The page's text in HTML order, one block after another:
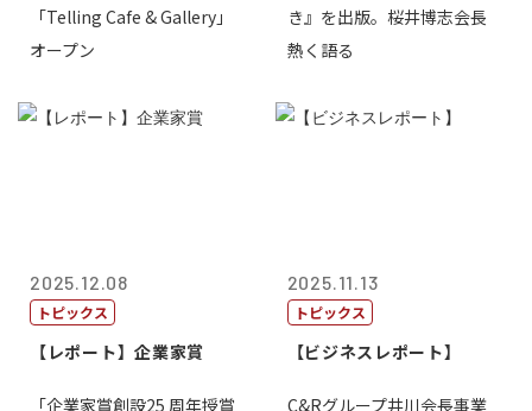
「Telling Cafe & Gallery」
オープン
き』を出版。桜井博志会長
熱く語る
2025.12.08
トピックス
【レポート】企業家賞
「企業家賞創設25 周年授賞
2025.11.13
トピックス
【ビジネスレポート】
C&Rグループ井川会長事業